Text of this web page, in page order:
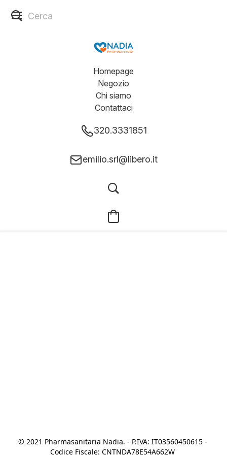
Homepage
Negozio
Chi siamo
Contattaci
320.3331851
emilio.srl@libero.it
© 2021 Pharmasanitaria Nadia. - P.IVA: IT03560450615 -
Codice Fiscale: CNTNDA78E54A662W